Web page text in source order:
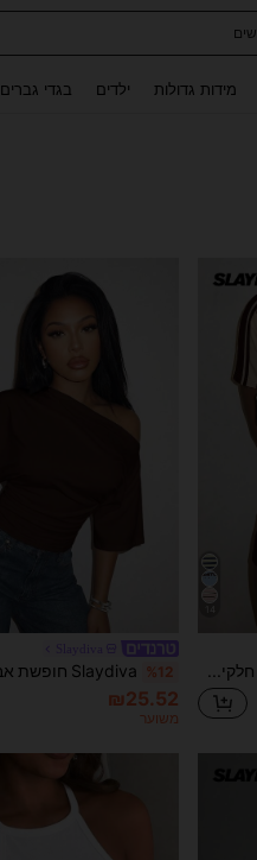
לילדות
מידות גדולות ילדים בגדי גברים
%12
₪25.52
משוער